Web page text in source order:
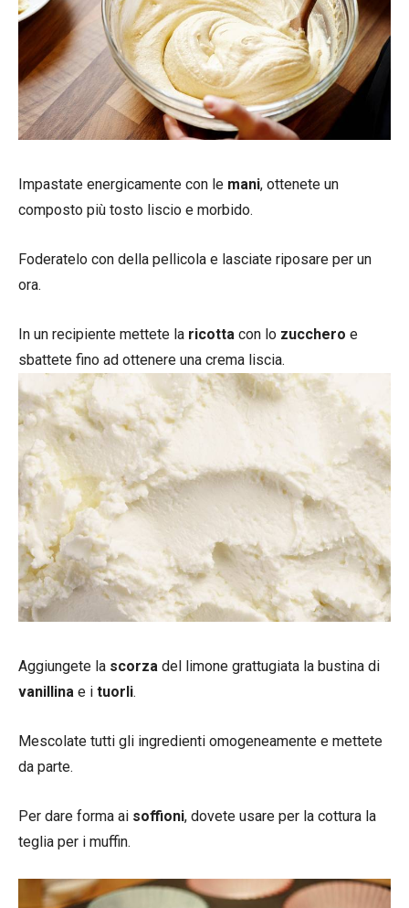
Impastate energicamente con le mani, ottenete un
composto più tosto liscio e morbido.
Foderatelo con della pellicola e lasciate riposare per un
ora.
In un recipiente mettete la ricotta con lo zucchero e
sbattete fino ad ottenere una crema liscia.
Aggiungete la scorza del limone grattugiata la bustina di
vanillina e i tuorli.
Mescolate tutti gli ingredienti omogeneamente e mettete
da parte.
Per dare forma ai soffioni, dovete usare per la cottura la
teglia per i muffin.